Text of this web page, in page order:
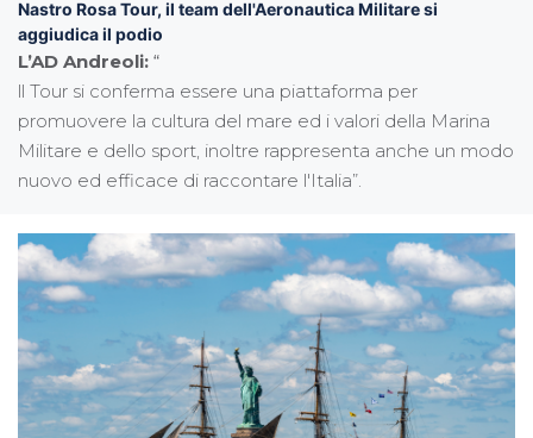
Nastro Rosa Tour, il team dell'Aeronautica Militare si
aggiudica il podio
L’AD Andreoli: “
ll Tour si conferma essere una piattaforma per
promuovere la cultura del mare ed i valori della Marina
Militare e dello sport, inoltre rappresenta anche un modo
nuovo ed efficace di raccontare l'Italia”.